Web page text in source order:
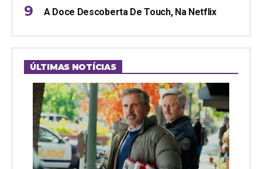
A Doce Descoberta De Touch, Na Netflix
ÚLTIMAS NOTÍCIAS